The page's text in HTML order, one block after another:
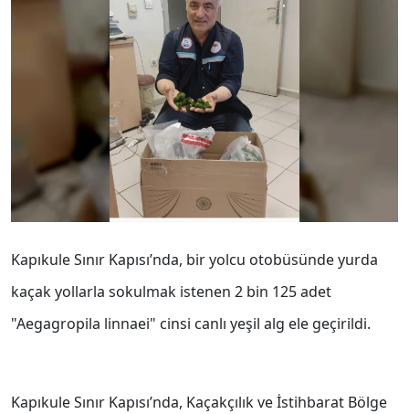
Kapıkule Sınır Kapısı’nda, bir yolcu otobüsünde yurda
kaçak yollarla sokulmak istenen 2 bin 125 adet
"Aegagropila linnaei" cinsi canlı yeşil alg ele geçirildi.
Kapıkule Sınır Kapısı’nda, Kaçakçılık ve İstihbarat Bölge